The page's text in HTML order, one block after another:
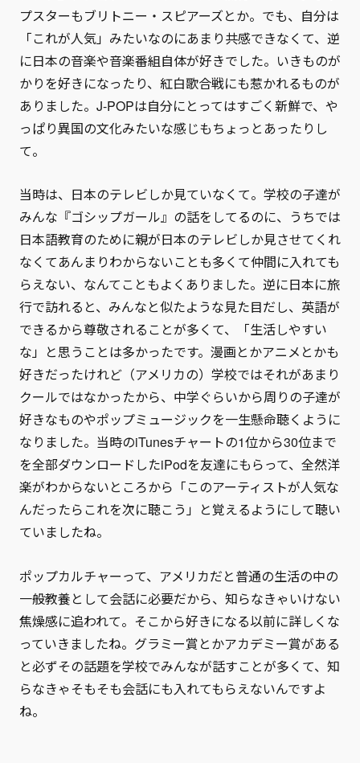
プスターもブリトニー・スピアーズとか。でも、自分は
「これが人気」みたいなのにあまり共感できなくて、逆
に日本の音楽や音楽番組自体が好きでした。いきものが
かりを好きになったり、紅白歌合戦にも惹かれるものが
ありました。J-POPは自分にとってはすごく新鮮で、や
っぱり異国の文化みたいな感じもちょっとあったりし
て。
当時は、日本のテレビしか見ていなくて。学校の子達が
みんな『ゴシップガール』の話をしてるのに、うちでは
日本語教育のために親が日本のテレビしか見させてくれ
なくてあんまりわからないことも多くて仲間に入れても
らえない、なんてこともよくありました。逆に日本に旅
行で訪れると、みんなと似たような見た目だし、英語が
できるから尊敬されることが多くて、「生活しやすい
な」と思うことは多かったです。漫画とかアニメとかも
好きだったけれど（アメリカの）学校ではそれがあまり
クールではなかったから、中学ぐらいから周りの子達が
好きなものやポップミュージックを一生懸命聴くように
なりました。当時のiTunesチャートの1位から30位まで
を全部ダウンロードしたiPodを友達にもらって、全然洋
楽がわからないところから「このアーティストが人気な
んだったらこれを次に聴こう」と覚えるようにして聴い
ていましたね。
ポップカルチャーって、アメリカだと普通の生活の中の
一般教養として会話に必要だから、知らなきゃいけない
焦燥感に追われて。そこから好きになる以前に詳しくな
っていきましたね。グラミー賞とかアカデミー賞がある
と必ずその話題を学校でみんなが話すことが多くて、知
らなきゃそもそも会話にも入れてもらえないんですよ
ね。